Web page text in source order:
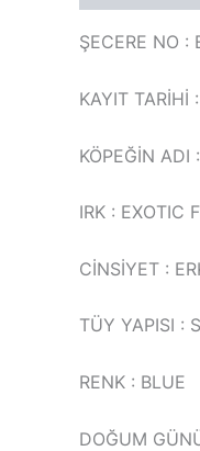
ŞECERE NO :
KAYIT TARİHİ
KÖPEĞİN ADI
IRK : EXOTIC
CİNSİYET :
TÜY YAPISI :
RENK : BLUE
DOĞUM